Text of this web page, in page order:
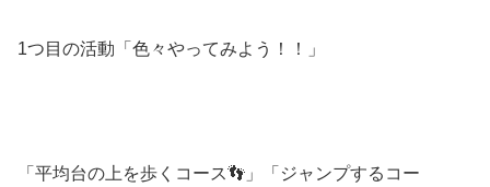
1つ目の活動「色々やってみよう！！」
「平均台の上を歩くコース👣」「ジャンプするコー